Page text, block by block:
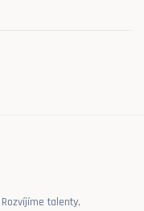
talenty,